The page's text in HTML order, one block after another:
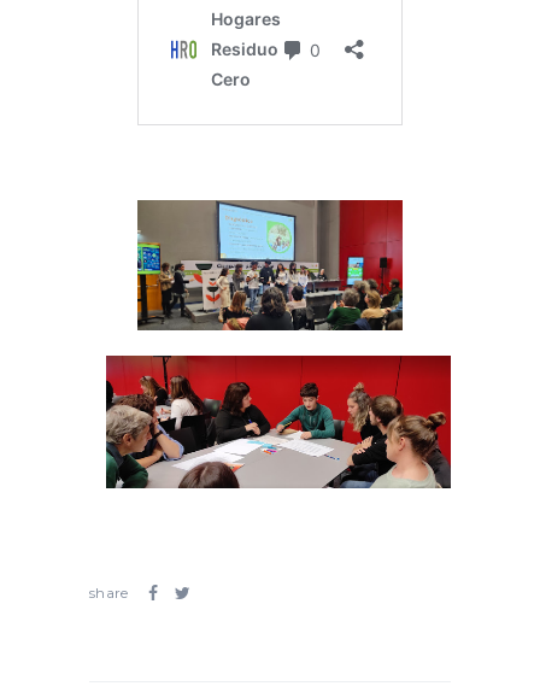
share